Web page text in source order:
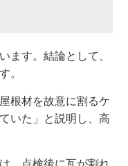
ます。結論として、
。
根材を故意に割るケ
いた」と説明し、高
、点検後に瓦が割れ